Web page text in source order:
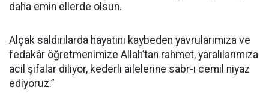
daha emin ellerde olsun.
Alçak saldırılarda hayatını kaybeden yavrularımıza ve
fedakâr öğretmenimize Allah’tan rahmet, yaralılarımıza
acil şifalar diliyor, kederli ailelerine sabr-ı cemil niyaz
ediyoruz.”